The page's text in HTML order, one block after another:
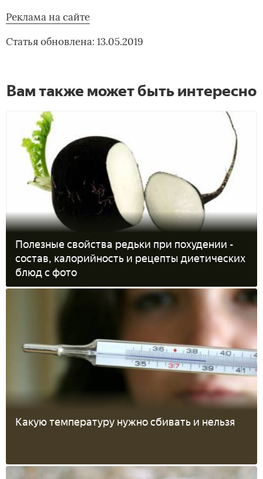
Реклама на сайте
Статья обновлена: 13.05.2019
Вам также может быть интересно
Полезные свойства редьки при похудении -
состав, калорийность и рецепты диетических
блюд с фото
Какую температуру нужно сбивать и нельзя